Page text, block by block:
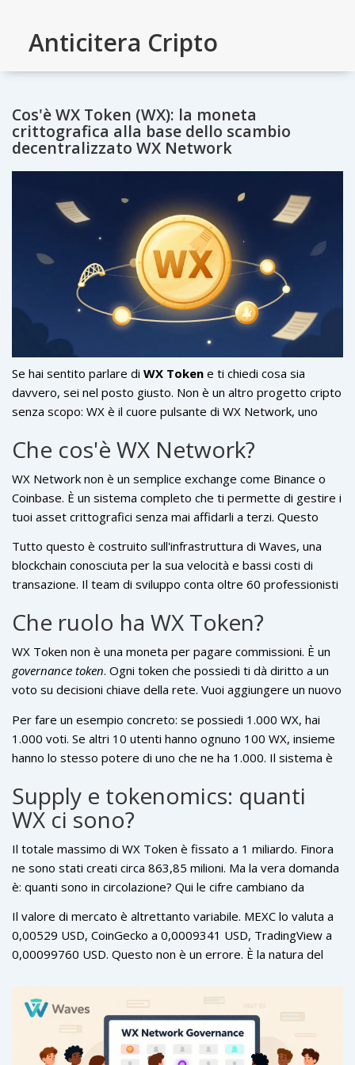
Anticitera Cripto
Cos'è WX Token (WX): la moneta
crittografica alla base dello scambio
decentralizzato WX Network
Se hai sentito parlare di WX Token e ti chiedi cosa sia
davvero, sei nel posto giusto. Non è un altro progetto cripto
senza scopo: WX è il cuore pulsante di WX Network, uno
nell'ecosistema Waves. A differenza di molte criptovalute
novembre 2021 con un obiettivo chiaro: dare il controllo
reale agli utenti. Non si tratta solo di comprare e vendere. Si
tratta di decidere come funziona la piattaforma stessa.
Che cos'è WX Network?
WX Network non è un semplice exchange come Binance o
Coinbase. È un sistema completo che ti permette di gestire i
tuoi asset crittografici senza mai affidarli a terzi. Questo
un conto bloccato su un server centrale. La piattaforma offre
quattro funzionalità principali: uno scambio decentralizzato
per trading diretto tra utenti, un wallet integrato, un bridge
per trasferire asset tra blockchain diverse, e pool di liquidità
automatizzati (AMM) che permettono di guadagnare
interessi fornendo fondi ai mercati.
Tutto questo è costruito sull'infrastruttura di Waves, una
blockchain conosciuta per la sua velocità e bassi costi di
transazione. Il team di sviluppo conta oltre 60 professionisti
teorici. Questo non è un progetto fatto da una manciata di
persone in un garage. È un sistema operativo per la finanza
decentralizzata, con codice aperto su GitHub e un track
record che va dal 2017.
Che ruolo ha WX Token?
WX Token non è una moneta per pagare commissioni. È un
governance token. Ogni token che possiedi ti dà diritto a un
voto su decisioni chiave della rete. Vuoi aggiungere un nuovo
liquidità? Vuoi allocare fondi per lo sviluppo? Tutto questo
viene deciso dai detentori di WX. Non c’è un CEO che decide
da solo. Non c’è un board che fa accordi in privato. È una
democrazia on-chain.
Per fare un esempio concreto: se possiedi 1.000 WX, hai
1.000 voti. Se altri 10 utenti hanno ognuno 100 WX, insieme
hanno lo stesso potere di uno che ne ha 1.000. Il sistema è
tutto, anche se i dati mostrano che attualmente ci sono solo
48 indirizzi che detengono la maggior parte del totale.
Questo è un punto critico: la decentralizzazione è teorica,
ma nella pratica, la concentrazione è ancora alta.
Supply e tokenomics: quanti
WX ci sono?
Il totale massimo di WX Token è fissato a 1 miliardo. Finora
ne sono stati creati circa 863,85 milioni. Ma la vera domanda
è: quanti sono in circolazione? Qui le cifre cambiano da
milioni in circolazione, TradingView ne conta 64,59 milioni.
Perché questa differenza? Perché le fonti usano metodi
diversi per calcolare cosa significa “in circolazione”. Alcune
Il valore di mercato è altrettanto variabile. MEXC lo valuta a
0,00529 USD, CoinGecko a 0,0009341 USD, TradingView a
0,00099760 USD. Questo non è un errore. È la natura del
ufficiale”. Il mercato complessivo è stimato tra i 217 milioni e
i 291 milioni di dollari, a seconda di chi lo calcola.